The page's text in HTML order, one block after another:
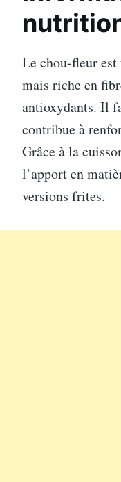
Le chou-fleur
mais riche en
antioxydants. Il
contribue à
Grâce à la
l’apport en
versions frites.